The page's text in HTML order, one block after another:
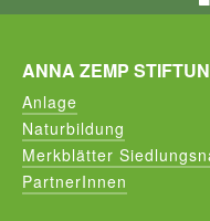
ANNA ZEMP
Anlage
Naturbildung
Merkblätter
PartnerInnen